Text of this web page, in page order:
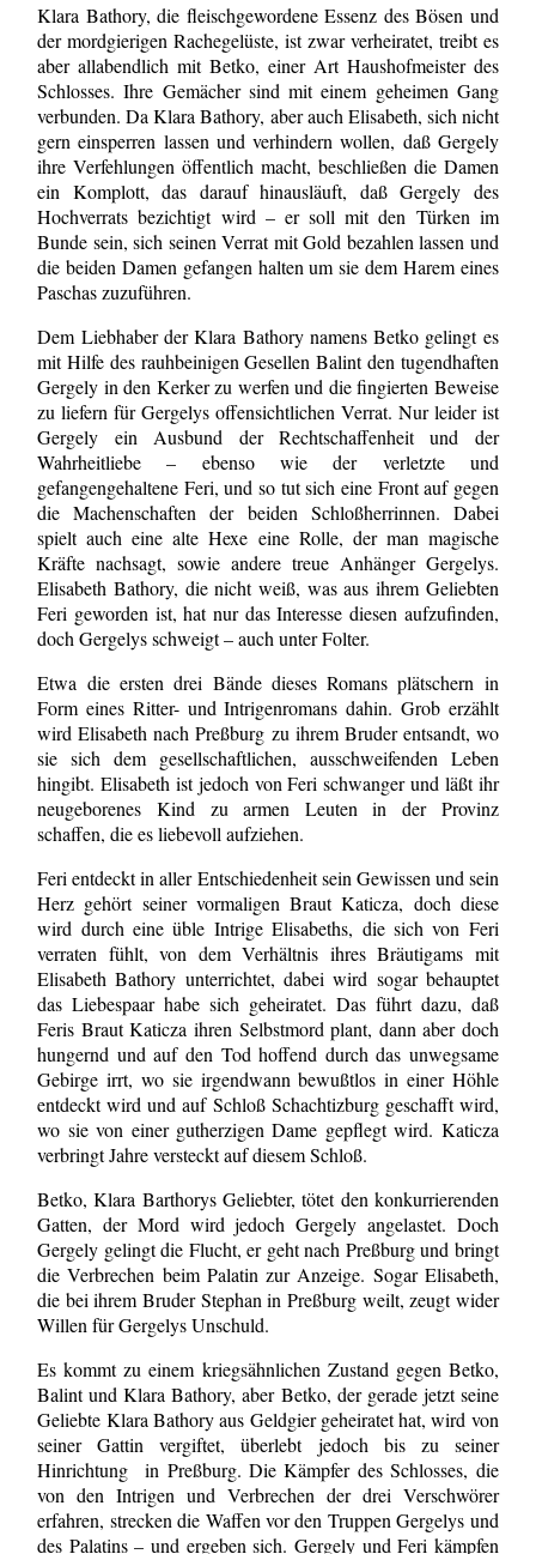
Klara Bathory, die fleischgewordene Essenz des Bösen und
der mordgierigen Rachegelüste, ist zwar verheiratet, treibt es
aber allabendlich mit Betko, einer Art Haushofmeister des
Schlosses. Ihre Gemächer sind mit einem geheimen Gang
verbunden. Da Klara Bathory, aber auch Elisabeth, sich nicht
gern einsperren lassen und verhindern wollen, daß Gergely
ihre Verfehlungen öffentlich macht, beschließen die Damen
ein Komplott, das darauf hinausläuft, daß Gergely des
Hochverrats bezichtigt wird – er soll mit den Türken im
Bunde sein, sich seinen Verrat mit Gold bezahlen lassen und
die beiden Damen gefangen halten um sie dem Harem eines
Paschas zuzuführen.
Dem Liebhaber der Klara Bathory namens Betko gelingt es
mit Hilfe des rauhbeinigen Gesellen Balint den tugendhaften
Gergely in den Kerker zu werfen und die fingierten Beweise
zu liefern für Gergelys offensichtlichen Verrat. Nur leider ist
Gergely ein Ausbund der Rechtschaffenheit und der
Wahrheitliebe – ebenso wie der verletzte und
gefangengehaltene Feri, und so tut sich eine Front auf gegen
die Machenschaften der beiden Schloßherrinnen. Dabei
spielt auch eine alte Hexe eine Rolle, der man magische
Kräfte nachsagt, sowie andere treue Anhänger Gergelys.
Elisabeth Bathory, die nicht weiß, was aus ihrem Geliebten
Feri geworden ist, hat nur das Interesse diesen aufzufinden,
doch Gergelys schweigt – auch unter Folter.
Etwa die ersten drei Bände dieses Romans plätschern in
Form eines Ritter- und Intrigenromans dahin. Grob erzählt
wird Elisabeth nach Preßburg zu ihrem Bruder entsandt, wo
sie sich dem gesellschaftlichen, ausschweifenden Leben
hingibt. Elisabeth ist jedoch von Feri schwanger und läßt ihr
neugeborenes Kind zu armen Leuten in der Provinz
schaffen, die es liebevoll aufziehen.
Feri entdeckt in aller Entschiedenheit sein Gewissen und sein
Herz gehört seiner vormaligen BrautKaticza, doch diese
wird durch eine üble Intrige Elisabeths, die sich von Feri
verraten fühlt, von dem Verhältnis ihres Bräutigams mit
Elisabeth Bathory unterrichtet, dabei wird sogar behauptet
das Liebespaar habe sich geheiratet. Das führt dazu, daß
Feris Braut Katicza ihren Selbstmord plant, dann aber doch
hungernd und auf den Tod hoffend durch das unwegsame
Gebirge irrt, wo sie irgendwann bewußtlos in einer Höhle
entdeckt wird und auf Schloß Schachtizburg geschafft wird,
wo sie von einer gutherzigen Dame gepflegt wird. Katicza
verbringt Jahre versteckt auf diesem Schloß.
Betko, Klara Barthorys Geliebter, tötet den konkurrierenden
Gatten, der Mord wird jedoch Gergely angelastet. Doch
Gergely gelingt die Flucht, er geht nach Preßburg und bringt
die Verbrechen beim Palatin zur Anzeige. Sogar Elisabeth,
die bei ihrem Bruder Stephan in Preßburg weilt, zeugt wider
Willen für Gergelys Unschuld.
Es kommt zu einem kriegsähnlichen Zustand gegen Betko,
Balint und Klara Bathory, aber Betko, der gerade jetzt seine
Geliebte Klara Bathory aus Geldgier geheiratet hat, wird von
seiner Gattin vergiftet, überlebt jedoch bis zu seiner
Hinrichtung in Preßburg. Die Kämpfer des Schlosses, die
von den Intrigen und Verbrechen der drei Verschwörer
erfahren, strecken die Waffen vor den Truppen Gergelys und
des Palatins – und ergeben sich. Gergely und Feri kämpfen